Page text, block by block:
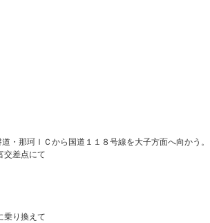
・那珂ＩＣから国道１１８号線を大子方面へ向かう。
交差点にて
乗り換えて